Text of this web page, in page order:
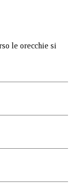
le orecchie si